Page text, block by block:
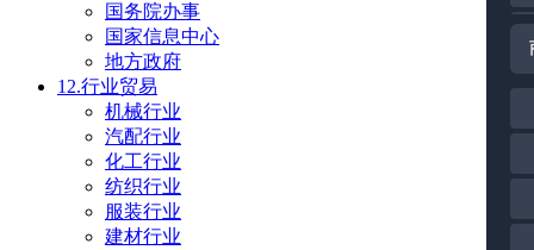
国务院办事
国家信息中心
地方政府
12.行业贸易
机械行业
汽配行业
化工行业
纺织行业
服装行业
建材行业